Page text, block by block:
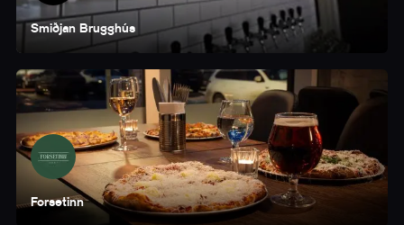
Smiðjan Brugghús
Forsetinn